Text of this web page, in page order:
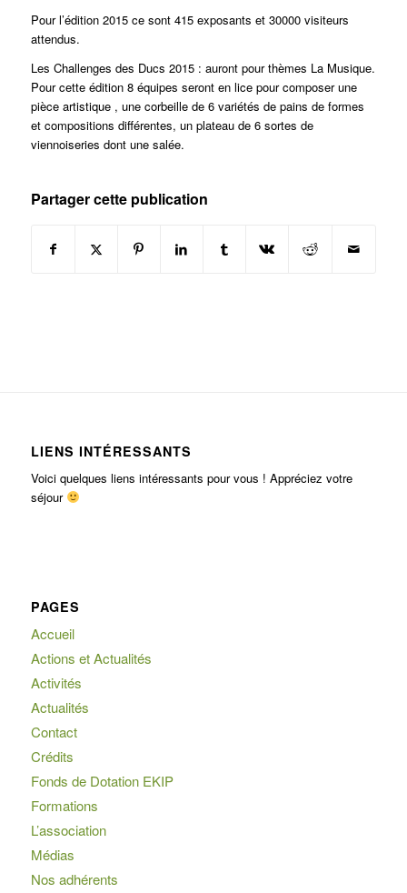
Pour l’édition 2015 ce sont 415 exposants et 30000 visiteurs
attendus.
Les Challenges des Ducs 2015 : auront pour thèmes La Musique.
Pour cette édition 8 équipes seront en lice pour composer une
pièce artistique , une corbeille de 6 variétés de pains de formes
et compositions différentes, un plateau de 6 sortes de
viennoiseries dont une salée.
Partager cette publication
LIENS INTÉRESSANTS
Voici quelques liens intéressants pour vous ! Appréciez votre
séjour
PAGES
Accueil
Actions et Actualités
Activités
Actualités
Contact
Crédits
Fonds de Dotation EKIP
Formations
L’association
Médias
Nos adhérents